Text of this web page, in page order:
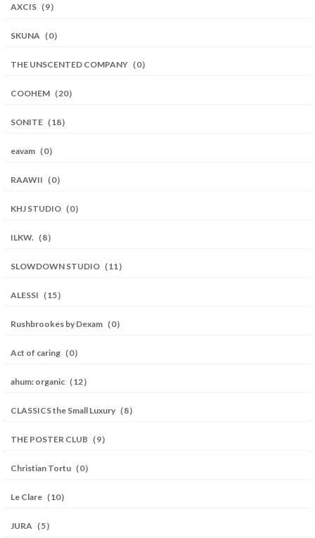
AXCIS（9）
SKUNA（0）
THE UNSCENTED COMPANY（0）
COOHEM（20）
SONITE（18）
eavam（0）
RAAWII（0）
KHJ STUDIO（0）
ILKW.（8）
SLOWDOWN STUDIO（11）
ALESSI（15）
Rushbrookes by Dexam（0）
Act of caring（0）
ahum: organic（12）
CLASSICS the Small Luxury（8）
THE POSTER CLUB（9）
Christian Tortu（0）
Le Clare（10）
JURA（5）